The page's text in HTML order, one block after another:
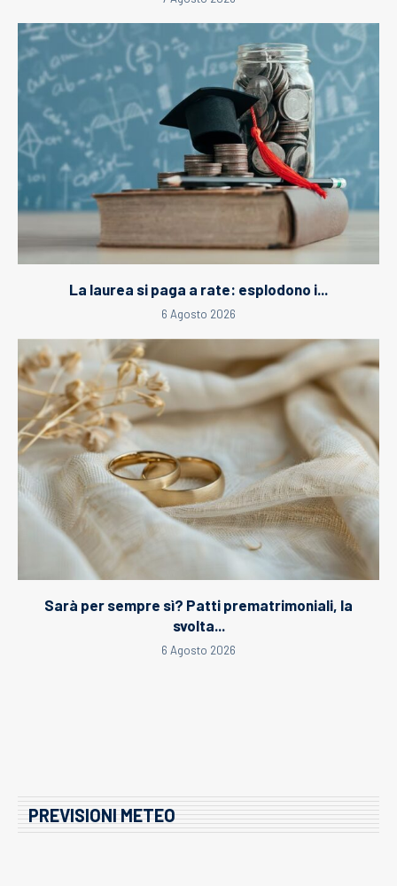
La laurea si paga a rate: esplodono i...
6 Agosto 2026
Sarà per sempre sì? Patti prematrimoniali, la
svolta...
6 Agosto 2026
PREVISIONI METEO